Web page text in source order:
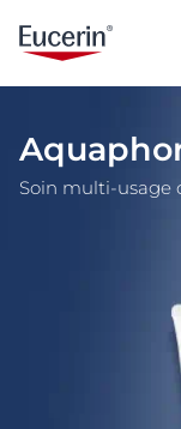
Soin multi-usage